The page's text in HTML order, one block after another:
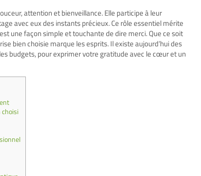
attention et bienveillance. Elle participe à leur
avec eux des instants précieux. Ce rôle essentiel mérite
une façon simple et touchante de dire merci.Que ce soit
bien choisie marque les esprits. Il existe aujourd’hui des
budgets, pour exprimer votre gratitude avec le cœur et un